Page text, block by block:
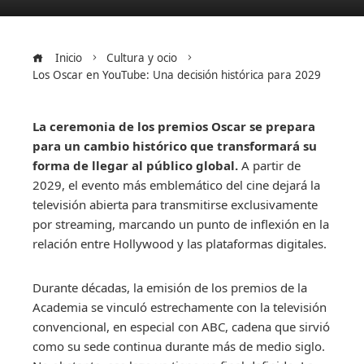
Inicio
Cultura y ocio
Los Oscar en YouTube: Una decisión histórica para 2029
La ceremonia de los premios Oscar se prepara
para un cambio histórico que transformará su
forma de llegar al público global. A partir de
2029, el evento más emblemático del cine dejará la
televisión abierta para transmitirse exclusivamente
por streaming, marcando un punto de inflexión en la
relación entre Hollywood y las plataformas digitales.
Durante décadas, la emisión de los premios de la
Academia se vinculó estrechamente con la televisión
convencional, en especial con ABC, cadena que sirvió
como su sede continua durante más de medio siglo.